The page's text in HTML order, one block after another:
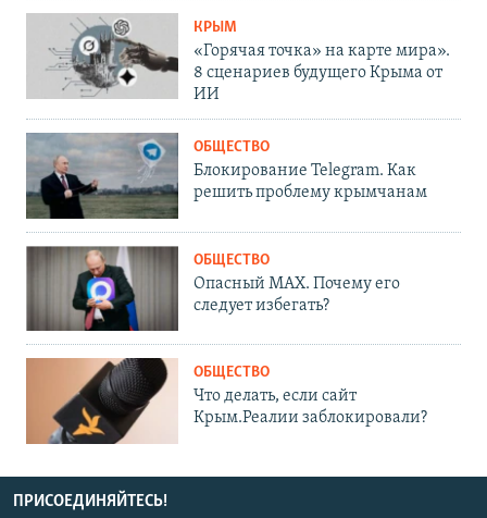
КРЫМ
«Горячая точка» на карте мира».
8 сценариев будущего Крыма от
ИИ
ОБЩЕСТВО
Блокирование Telegram. Как
решить проблему крымчанам
ОБЩЕСТВО
Опасный MAX. Почему его
следует избегать?
ОБЩЕСТВО
Что делать, если сайт
Крым.Реалии заблокировали?
ПРИСОЕДИНЯЙТЕСЬ!